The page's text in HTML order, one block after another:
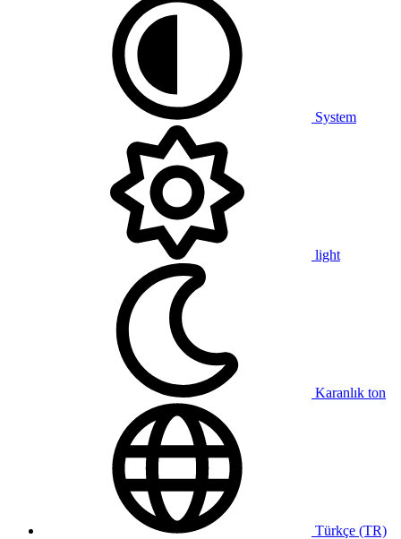
System
light
Karanlık ton
Türkçe (TR)